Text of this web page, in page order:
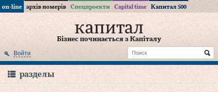
on-line архів номерів Спецпроекти Capital time Капитал 500
Бізнес починається з Капіталу
Войти
разделы